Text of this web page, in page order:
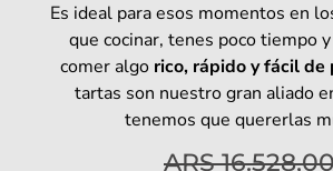
Es ideal para esos momentos en
que cocinar, tenes poco tiempo
comer algo rico, rápido y fácil de
tartas son nuestro gran aliado
tenemos que quererlas
ARS